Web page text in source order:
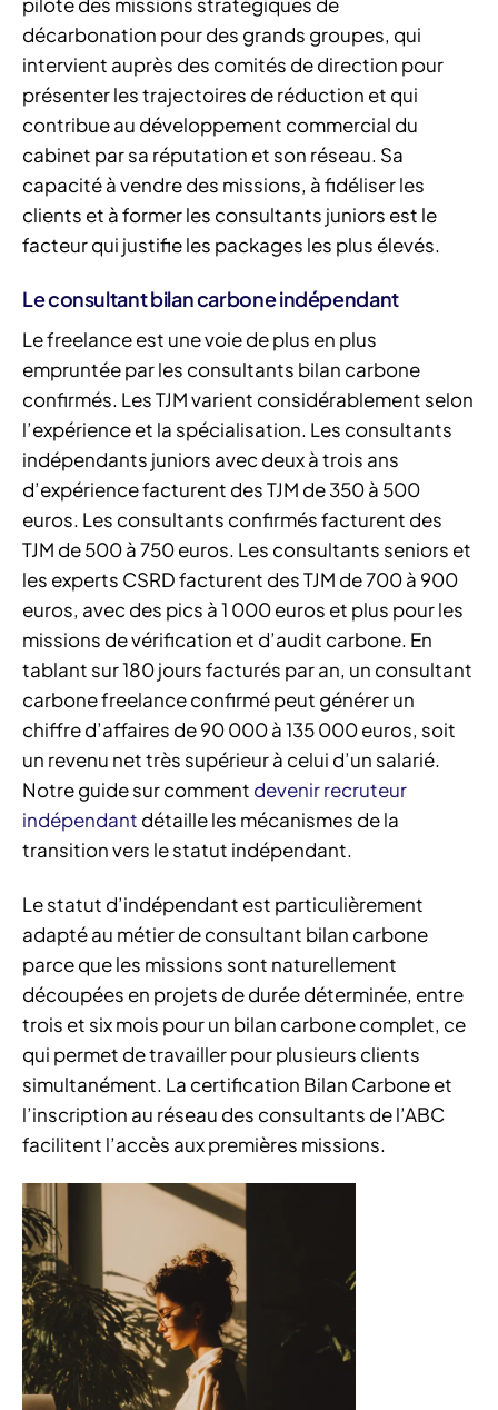
décarbonation pour des grands groupes, qui
intervient auprès des comités de direction pour
présenter les trajectoires de réduction et qui
contribue au développement commercial du
cabinet par sa réputation et son réseau. Sa
capacité à vendre des missions, à fidéliser les
clients et à former les consultants juniors est le
facteur qui justifie les packages les plus élevés.
Le consultant bilan carbone indépendant
Le freelance est une voie de plus en plus
empruntée par les consultants bilan carbone
confirmés. Les TJM varient considérablement selon
l’expérience et la spécialisation. Les consultants
indépendants juniors avec deux à trois ans
d’expérience facturent des TJM de 350 à 500
euros. Les consultants confirmés facturent des
TJM de 500 à 750 euros. Les consultants seniors et
les experts CSRD facturent des TJM de 700 à 900
euros, avec des pics à 1 000 euros et plus pour les
missions de vérification et d’audit carbone. En
tablant sur 180 jours facturés par an, un consultant
carbone freelance confirmé peut générer un
chiffre d’affaires de 90 000 à 135 000 euros, soit
un revenu net très supérieur à celui d’un salarié.
Notre guide sur comment devenir recruteur
indépendant détaille les mécanismes de la
transition vers le statut indépendant.
Le statut d’indépendant est particulièrement
adapté au métier de consultant bilan carbone
parce que les missions sont naturellement
découpées en projets de durée déterminée, entre
trois et six mois pour un bilan carbone complet, ce
qui permet de travailler pour plusieurs clients
simultanément. La certification Bilan Carbone et
l’inscription au réseau des consultants de l’ABC
facilitent l’accès aux premières missions.